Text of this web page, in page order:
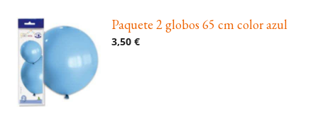
Paquete 2 globos 65 cm color azul
3,50 €